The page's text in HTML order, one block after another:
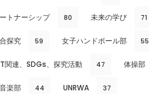
トナーシップ 80 未来の学び 71
探究 59 女子ハンドボール部 55
関連、SDGs、探究活動 47 体操部
楽部 44 UNRWA 37